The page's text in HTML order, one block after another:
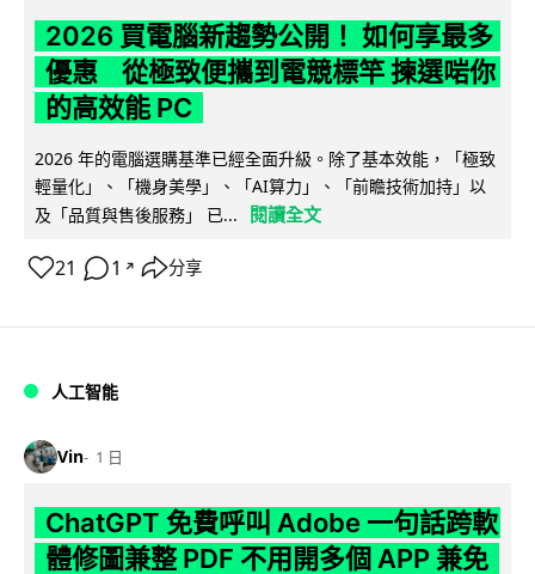
2026 買電腦新趨勢公開！ 如何享最多
優惠 從極致便攜到電競標竿 揀選啱你
的高效能 PC
2026 年的電腦選購基準已經全面升級。除了基本效能，「極致
輕量化」、「機身美學」、「AI算力」、「前瞻技術加持」以
及「品質與售後服務」 已...
閱讀全文
21 1 ↗ 分享
人工智能
Vin 1 日
ChatGPT 免費呼叫 Adobe 一句話跨軟
體修圖兼整 PDF 不用開多個 APP 兼免